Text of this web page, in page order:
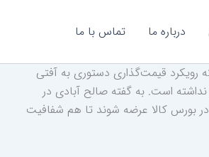
درباره ما تماس با ما
رویکرد قیمت‌گذاری دستوری به آفتی
است. به گفته صالح آبادی در
در بورس کالا عرضه شوند تا هم شفافیت